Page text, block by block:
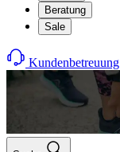
Beratung
Sale
Kundenbetreuung